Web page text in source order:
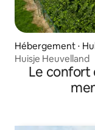
Hébergement ⋅
Huisje Heuvelland
Le confort